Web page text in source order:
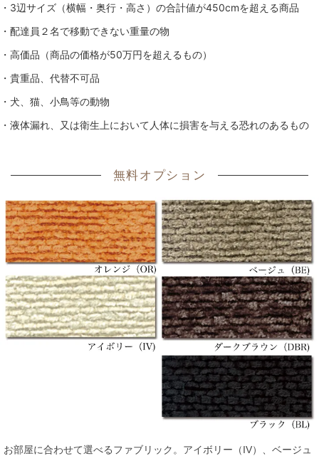
・3辺サイズ（横幅・奥行・高さ）の合計値が450cmを超える商品
・配達員２名で移動できない重量の物
・高価品（商品の価格が50万円を超えるもの）
・貴重品、代替不可品
・犬、猫、小鳥等の動物
・液体漏れ、又は衛生上において人体に損害を与える恐れのあるもの
無料オプション
お部屋に合わせて選べるファブリック。アイボリー（IV）、ベージュ